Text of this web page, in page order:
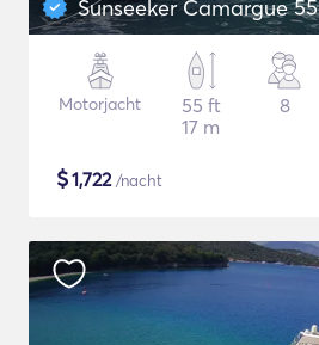
Sunseeker Camargue 55
Motorjacht
55 ft
17 m
8
$1,722/nacht